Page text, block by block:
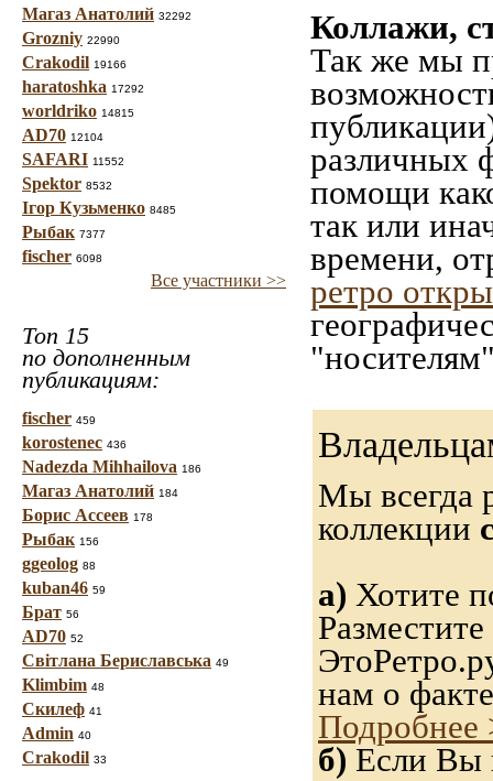
Магаз Анатолий 32292
Grozniy 22990
Crakodil 19166
haratoshka 17292
worldriko 14815
AD70 12104
SAFARI 11552
Spektor 8532
Ігор Кузьменко 8485
Рыбак 7377
fischer 6098
Все участники >>
Топ 15
по дополненным
публикациям:
fischer 459
korostenec 436
Nadezda Mihhailova 186
Магаз Анатолий 184
Борис Ассеев 178
Рыбак 156
ggeolog 88
kuban46 59
Брат 56
AD70 52
Світлана Бериславська 49
Klimbim 48
Скилеф 41
Admin 40
Crakodil 33
Коллажи,
Так же мы
различных
помощи
так или
времени,
ретро
Мы всегда
коллекции
а) Хотите
нам о
Подробнее
б) Если Вы